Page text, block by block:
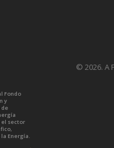
© 2026. A
Fondo
y
de
el sector
Energía.